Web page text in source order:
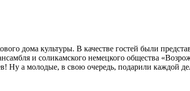
дома культуры. В качестве гостей были
и соликамского немецкого общества
Ну а молодые, в свою очередь, подарили каждой